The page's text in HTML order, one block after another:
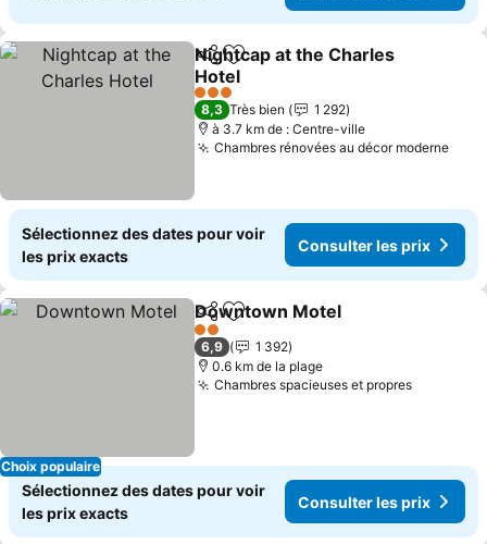
PartagerAjouter à mes favoris
Nightcap at the Charles
Hotel
3 Étoiles
8,3 Très bien
1 292
à 3.7 km de : Centre-ville
Chambres rénovées au décor moderne
Sélectionnez des dates pour voir
les prix exacts
Consulter les prix
Choix populaire
PartagerAjouter à mes favoris
Downtown Motel
2 Étoiles
6,9
1 392
0.6 km de la plage
Chambres spacieuses et propres
Sélectionnez des dates pour voir
les prix exacts
Consulter les prix